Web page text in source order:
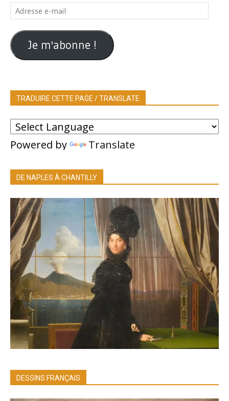
Adresse
e-
mail
Je m'abonne !
TRADUIRE CETTE PAGE / TRANSLATE
Powered by Translate
DE NAPLES À CHANTILLY
DESSINS FRANÇAIS